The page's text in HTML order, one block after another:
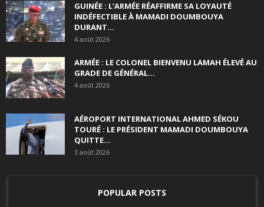
GUINÉE : L’ARMÉE RÉAFFIRME SA LOYAUTÉ
INDÉFECTIBLE À MAMADI DOUMBOUYA
DURANT...
4 août 2026
ARMÉE : LE COLONEL BIENVENU LAMAH ÉLEVÉ AU
GRADE DE GÉNÉRAL...
4 août 2026
AÉROPORT INTERNATIONAL AHMED SÉKOU
TOURÉ : LE PRÉSIDENT MAMADI DOUMBOUYA
QUITTE...
3 août 2026
POPULAR POSTS